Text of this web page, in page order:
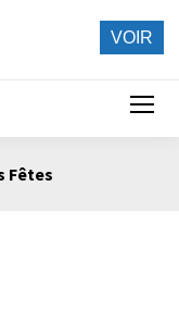
Fêtes
VOIR